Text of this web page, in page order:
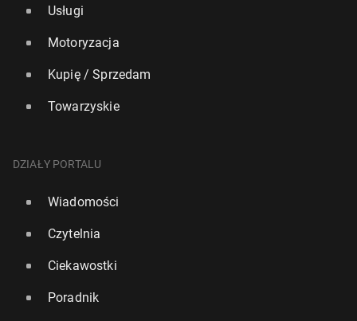
Rajdowe MŚ: Od sezonu 2027 wraca runda w Wiel­
kiej Bry­ta­nii
24 marca, 08:30
Usługi
Motoryzacja
Kupię / Sprzedam
Towarzyskie
DZIAŁY PORTALU
Wiadomości
Czytelnia
Ciekawostki
Poradnik